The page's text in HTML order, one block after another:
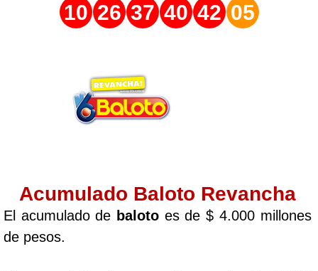
10 26 37 40 42 05
Acumulado Baloto Revancha
El acumulado de baloto es de $ 4.000 millones
de pesos.